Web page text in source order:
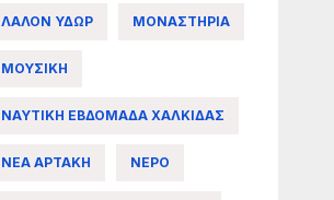
ΛΑΛΟΝ ΥΔΩΡ ΜΟΝΑΣΤΗΡΙΑ
ΜΟΥΣΙΚΗ
ΝΑΥΤΙΚΗ ΕΒΔΟΜΑΔΑ ΧΑΛΚΙΔΑΣ
ΝΕΑ ΑΡΤΑΚΗ ΝΕΡΟ